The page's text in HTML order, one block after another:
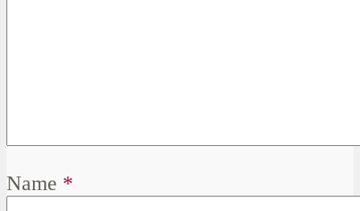
Name *